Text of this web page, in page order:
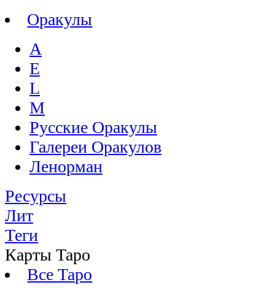
Оракулы
A
E
L
M
Русские Оракулы
Галереи Оракулов
Ленорман
Ресурсы
Лит
Теги
Карты Таро
Все Таро